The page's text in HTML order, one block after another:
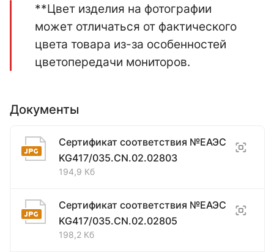
**Цвет изделия на фотографии
может отличаться от фактического
цвета товара из-за особенностей
цветопередачи мониторов.
Документы
Сертификат соответствия №ЕАЭС
KG417/035.CN.02.02803
194,9 Кб
Сертификат соответствия №ЕАЭС
KG417/035.CN.02.02805
198,2 Кб